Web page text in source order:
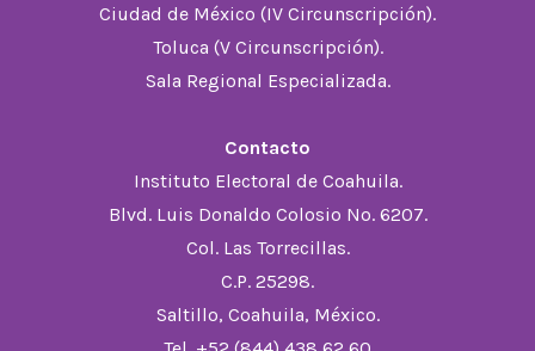
Ciudad de México (IV Circunscripción).
Toluca (V Circunscripción).
Sala Regional Especializada.
Contacto
Instituto Electoral de Coahuila.
Blvd. Luis Donaldo Colosio No. 6207.
Col. Las Torrecillas.
C.P. 25298.
Saltillo, Coahuila, México.